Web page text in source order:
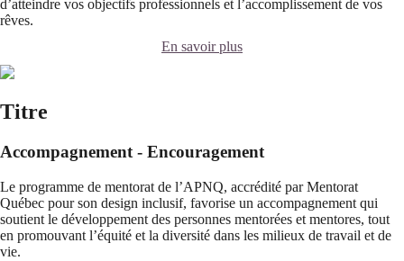
d’atteindre vos objectifs professionnels et l’accomplissement de vos
rêves.
En savoir plus
Titre
Accompagnement - Encouragement
Le programme de mentorat de l’APNQ, accrédité par Mentorat
Québec pour son design inclusif, favorise un accompagnement qui
soutient le développement des personnes mentorées et mentores, tout
en promouvant l’équité et la diversité dans les milieux de travail et de
vie.